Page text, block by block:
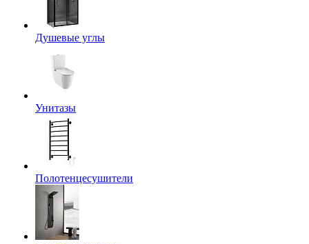
Душевые углы
Унитазы
Полотенцесушители